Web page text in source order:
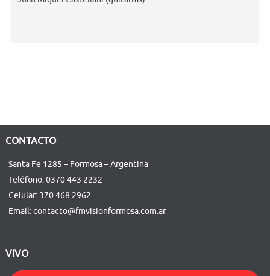
CONTACTO
Santa Fe 1285 – Formosa – Argentina
Teléfono: 0370 443 2232
Celular: 370 468 2962
Email: contacto@fmvisionformosa.com.ar
VIVO